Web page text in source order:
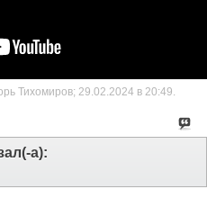
Тихомиров; 29.02.2024 в 20:49.
а):